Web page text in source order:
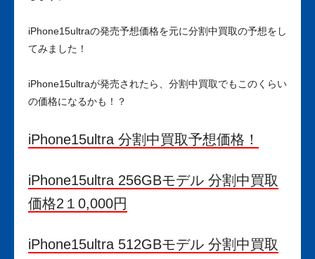
iPhone15ultraの発売予想価格を元に分割中買取の予想をし
てみました！
iPhone15ultraが発売されたら、分割中買取でもこのくらい
の価格になるかも！？
iPhone15ultra 分割中買取予想価格！
iPhone15ultra 256GBモデル 分割中買取
価格2１0,000円
iPhone15ultra 512GBモデル 分割中買取